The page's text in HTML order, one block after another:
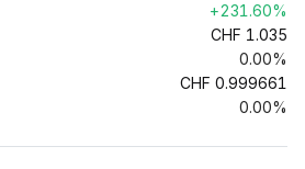
+231.60%
CHF 1.035
0.00%
CHF 0.999661
0.00%